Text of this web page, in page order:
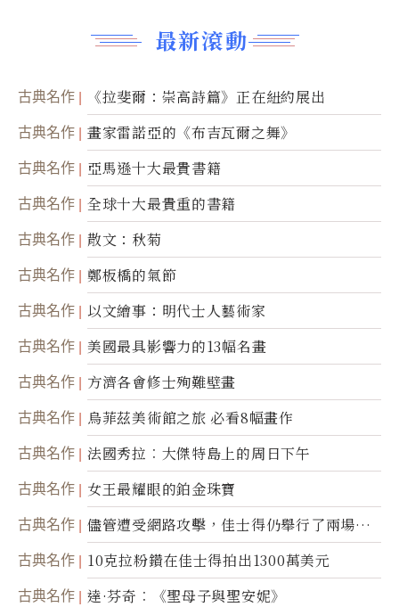
最新滾動
古典名作 《拉斐爾：崇高詩篇》正在紐約展出
古典名作 畫家雷諾亞的《布吉瓦爾之舞》
古典名作 亞馬遜十大最貴書籍
古典名作 全球十大最貴重的書籍
古典名作 散文：秋菊
古典名作 鄭板橋的氣節
古典名作 以文繪事：明代士人藝術家
古典名作 美國最具影響力的13幅名畫
古典名作 方濟各會修士殉難壁畫
古典名作 烏菲茲美術館之旅 必看8幅畫作
古典名作 法國秀拉︰大傑特島上的周日下午
古典名作 女王最耀眼的鉑金珠寶
古典名作
儘管遭受網路攻擊，佳士得仍舉行了兩場拍
賣
古典名作 10克拉粉鑽在佳士得拍出1300萬美元
古典名作 達·芬奇︰《聖母子與聖安妮》